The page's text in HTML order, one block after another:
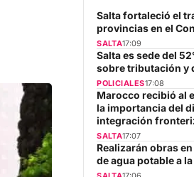
Salta fortaleció el
provincias en el
SALTA17:09
Salta es sede del
sobre tributación y
POLICIALES17:08
Marocco recibió al
la importancia del
integración
SALTA17:07
Realizarán obras
de agua potable a